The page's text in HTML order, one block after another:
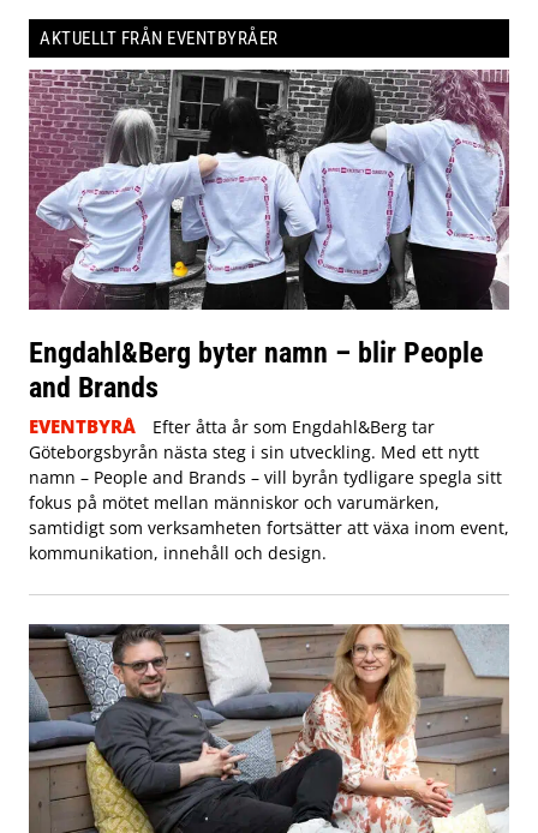
AKTUELLT FRÅN EVENTBYRÅER
Engdahl&Berg byter namn – blir People
and Brands
EVENTBYRÅ
Efter åtta år som Engdahl&Berg tar
Göteborgsbyrån nästa steg i sin utveckling. Med ett nytt
namn – People and Brands – vill byrån tydligare spegla sitt
fokus på mötet mellan människor och varumärken,
samtidigt som verksamheten fortsätter att växa inom event,
kommunikation, innehåll och design.